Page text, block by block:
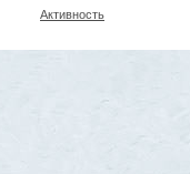
Активность